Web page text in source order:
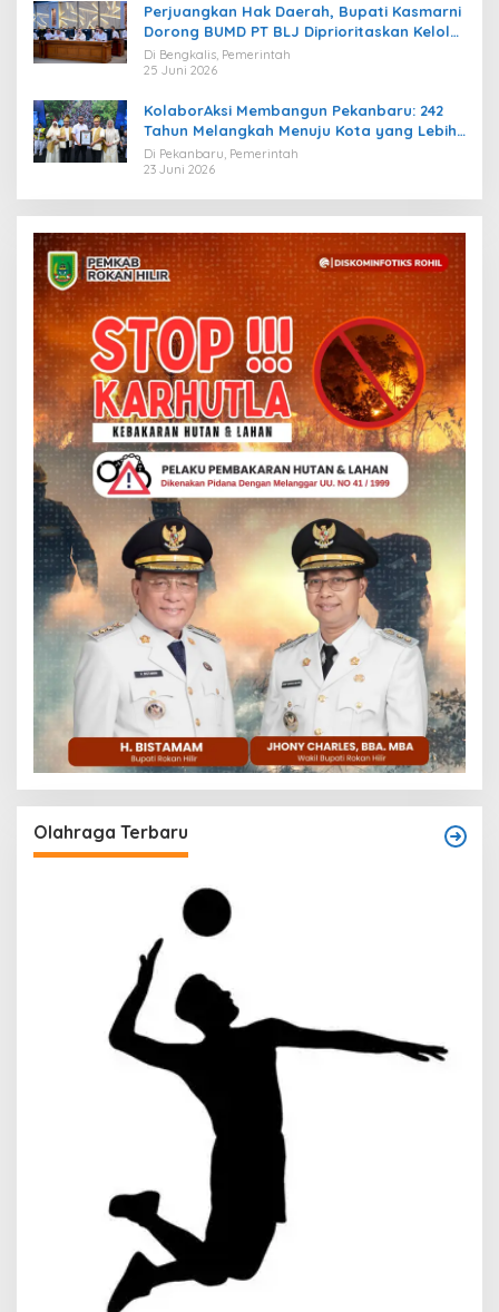
Perjuangkan Hak Daerah, Bupati Kasmarni
Dorong BUMD PT BLJ Diprioritaskan Kelola
Migas
Di Bengkalis, Pemerintah
25 Juni 2026
KolaborAksi Membangun Pekanbaru: 242
Tahun Melangkah Menuju Kota yang Lebih
Maju
Di Pekanbaru, Pemerintah
23 Juni 2026
Olahraga Terbaru